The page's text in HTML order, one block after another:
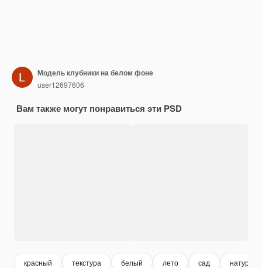
Модель клубники на белом фоне
user12697606
Вам также могут понравиться эти PSD
красный текстура белый лето сад